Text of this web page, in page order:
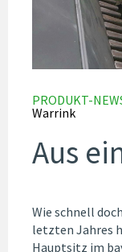
PRODUKT-
Warrink
Aus
Wie schnell
letzten Jahres
Hauptsitz im